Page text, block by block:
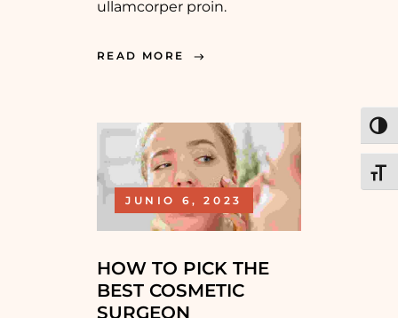
ullamcorper proin.
READ MORE
JUNIO 6, 2023
HOW TO PICK THE
BEST COSMETIC
SURGEON